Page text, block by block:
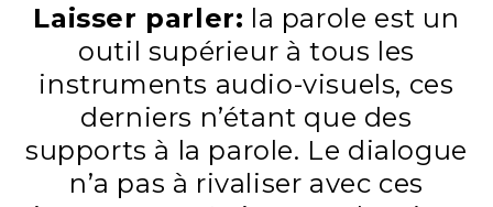
Laisser parler: la parole est un
outil supérieur à tous les
instruments audio-visuels, ces
derniers n’étant que des
supports à la parole. Le dialogue
n’a pas à rivaliser avec ces